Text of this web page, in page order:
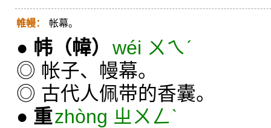
帷幔： 帐幕。
● 帏 （幃） wéi ㄨㄟˊ
◎ 帐子、幔幕。
◎ 古代人佩带的香囊。
● 重zhòng ㄓㄨㄥˋ